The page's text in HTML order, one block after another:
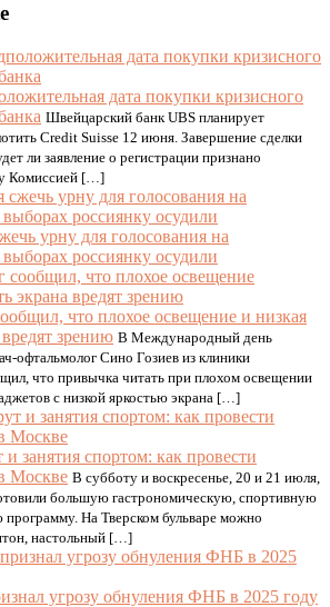
дата покупки кризисного
Швейцарский банк UBS планирует
Credit Suisse 12 июня. Завершение сделки
ли заявление о регистрации признано
Комиссией […]
урну для голосования на
россиянку осудили
что плохое освещение и низкая
вредят зрению В Международный день
офтальмолог Сино Гозиев из клиники
что привычка читать при плохом освещении
с низкой яркостью экрана […]
занятия спортом: как провести
Москве В субботу и воскресенье, 20 и 21 июля,
большую гастрономическую, спортивную
программу. На Тверском бульваре можно
настольный […]
угрозу обнуления ФНБ в 2025 году